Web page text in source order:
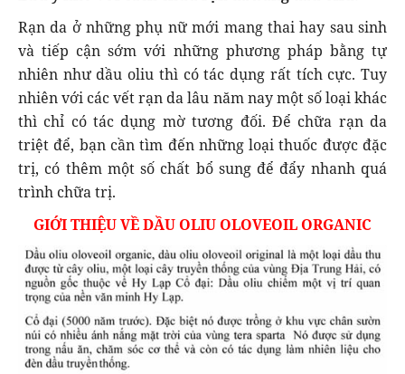
Rạn da ở những phụ nữ mới mang thai hay sau sinh
và tiếp cận sớm với những phương pháp bằng tự
nhiên như dầu oliu thì có tác dụng rất tích cực. Tuy
nhiên với các vết rạn da lâu năm nay một số loại khác
thì chỉ có tác dụng mờ tương đối. Để chữa rạn da
triệt để, bạn cần tìm đến những loại thuốc được đặc
trị, có thêm một số chất bổ sung để đẩy nhanh quá
trình chữa trị.
GIỚI THIỆU VỀ DẦU OLIU OLOVEOIL ORGANIC